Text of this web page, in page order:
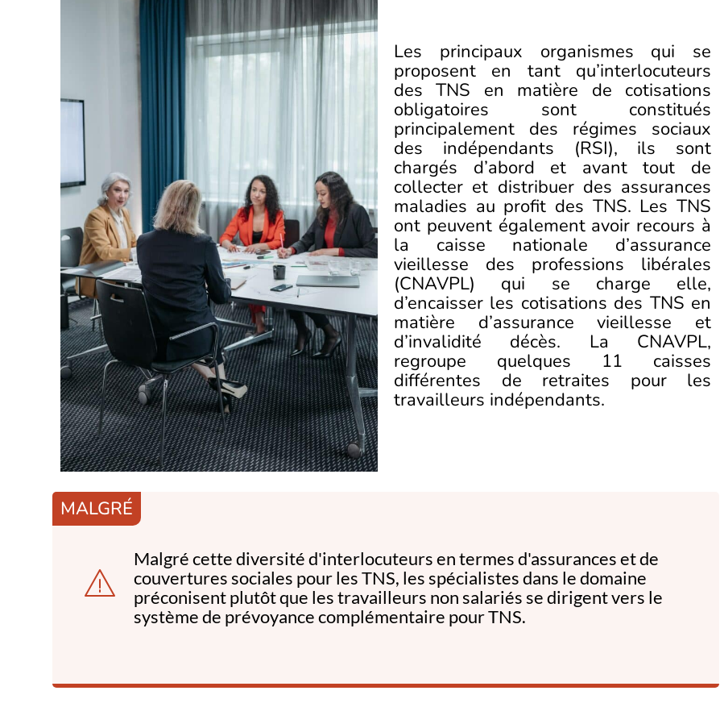
Les principaux organismes qui se
proposent en tant qu’interlocuteurs
des TNS en matière de cotisations
obligatoires sont constitués
principalement des régimes sociaux
des indépendants (RSI), ils sont
chargés d’abord et avant tout de
collecter et distribuer des assurances
maladies au profit des TNS. Les TNS
ont peuvent également avoir recours à
la caisse nationale d’assurance
vieillesse des professions libérales
(CNAVPL) qui se charge elle,
d’encaisser les cotisations des TNS en
matière d’assurance vieillesse et
d’invalidité décès. La CNAVPL,
regroupe quelques 11 caisses
différentes de retraites pour les
travailleurs indépendants.
Malgré cette diversité d'interlocuteurs en termes d'assurances et de
couvertures sociales pour les TNS, les spécialistes dans le domaine
préconisent plutôt que les travailleurs non salariés se dirigent vers le
système de prévoyance complémentaire pour TNS.
MALGRÉ